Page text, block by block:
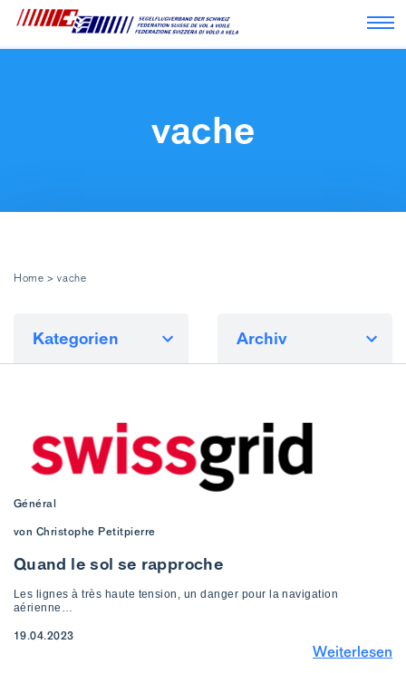
vache
Home >vache
Kategorien Archiv
Général
von Christophe Petitpierre
Quand le sol se rapproche
Les lignes à très haute tension, un danger pour la navigation
aérienne…
19.04.2023
Weiterlesen